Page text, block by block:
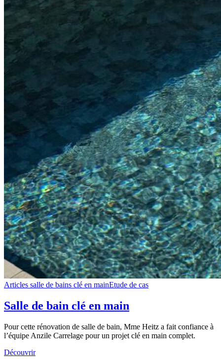
Articles salle de bains clé en mainEtude de cas
Salle de bain clé en main
Pour cette rénovation de salle de bain, Mme Heitz a fait confiance à
l’équipe Anzile Carrelage pour un projet clé en main complet.
Découvrir